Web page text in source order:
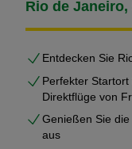
Rio de
Entdecken Sie
Perfekter
Direktflüge von
Genießen Sie
aus